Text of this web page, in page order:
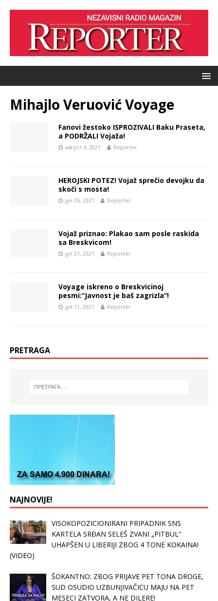
Mihajlo Veruović Voyage
Fanovi žestoko ISPROZIVALI Baku Praseta,
a PODRŽALI Vojaža!
август 4, 2021 Reporter
HEROJSKI POTEZ! Vojaž sprečio devojku da
skoči s mosta!
јул 26, 2021 Reporter
Vojaž priznao: Plakao sam posle raskida
sa Breskvicom!
јул 21, 2021 Reporter
Voyage iskreno o Breskvicinoj
pesmi:“Javnost je baš zagrizla“!
јул 11, 2021 Reporter
PRETRAGA
NAJNOVIJE!
VISOKOPOZICIONIRANI PRIPADNIK SNS
KARTELA SRĐAN SELEŠ ZVANI „PITBUL“
UHAPŠEN U LIBERIJI ZBOG 4 TONE KOKAINA!
(VIDEO)
ŠOKANTNO: ZBOG PRIJAVE PET TONA DROGE,
SUD OSUDIO UZBUNJIVAČICU MAJU NA PET
MESECI ZATVORA, A NE DILERE!